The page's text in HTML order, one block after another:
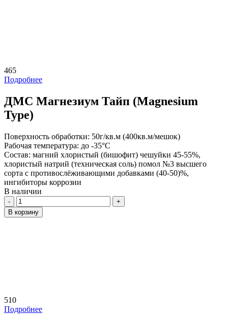
465
Подробнее
ДМС Магнезиум Тайп (Magnesium
Type)
Поверхность обработки: 50г/кв.м (400кв.м/мешок)
Рабочая температура: до -35°С
Состав: магний хлористый (бишофит) чешуйки 45-55%,
хлористый натрий (техническая соль) помол №3 высшего
сорта с противослёживающими добавками (40-50)%,
ингибиторы коррозии
В наличии
Количество
В корзину
510
Подробнее